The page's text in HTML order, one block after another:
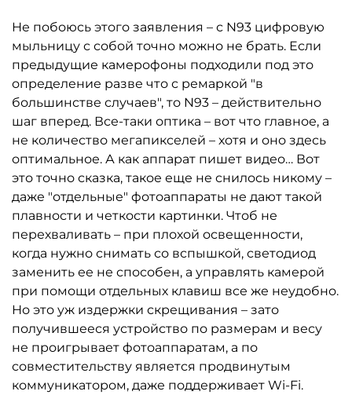
Не побоюсь этого заявления – с N93 цифровую
мыльницу с собой точно можно не брать. Если
предыдущие камерофоны подходили под это
определение разве что с ремаркой "в
большинстве случаев", то N93 – действительно
шаг вперед. Все-таки оптика – вот что главное, а
не количество мегапикселей – хотя и оно здесь
оптимальное. А как аппарат пишет видео… Вот
это точно сказка, такое еще не снилось никому –
даже "отдельные" фотоаппараты не дают такой
плавности и четкости картинки. Чтоб не
перехваливать – при плохой освещенности,
когда нужно снимать со вспышкой, светодиод
заменить ее не способен, а управлять камерой
при помощи отдельных клавиш все же неудобно.
Но это уж издержки скрещивания – зато
получившееся устройство по размерам и весу
не проигрывает фотоаппаратам, а по
совместительству является продвинутым
коммуникатором, даже поддерживает Wi-Fi.